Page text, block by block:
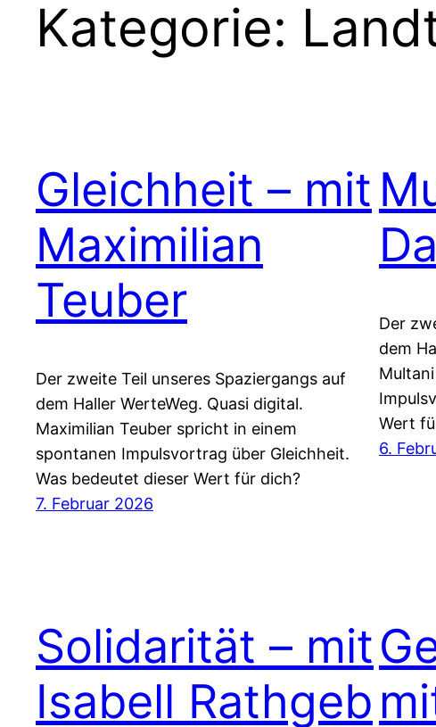
Kategorie:
Gleichheit – mit
Maximilian
Teuber
Der zweite Teil unseres Spaziergangs auf
dem Haller WerteWeg. Quasi digital.
Maximilian Teuber spricht in einem
spontanen Impulsvortrag über Gleichheit.
Was bedeutet dieser Wert für dich?
7. Februar 2026
Der
dem
Wert
6.
Solidarität – mit
Isabell Rathgeb